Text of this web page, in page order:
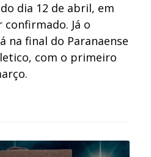
dia 12 de abril, em
Já o
na final do Paranaense
com o primeiro